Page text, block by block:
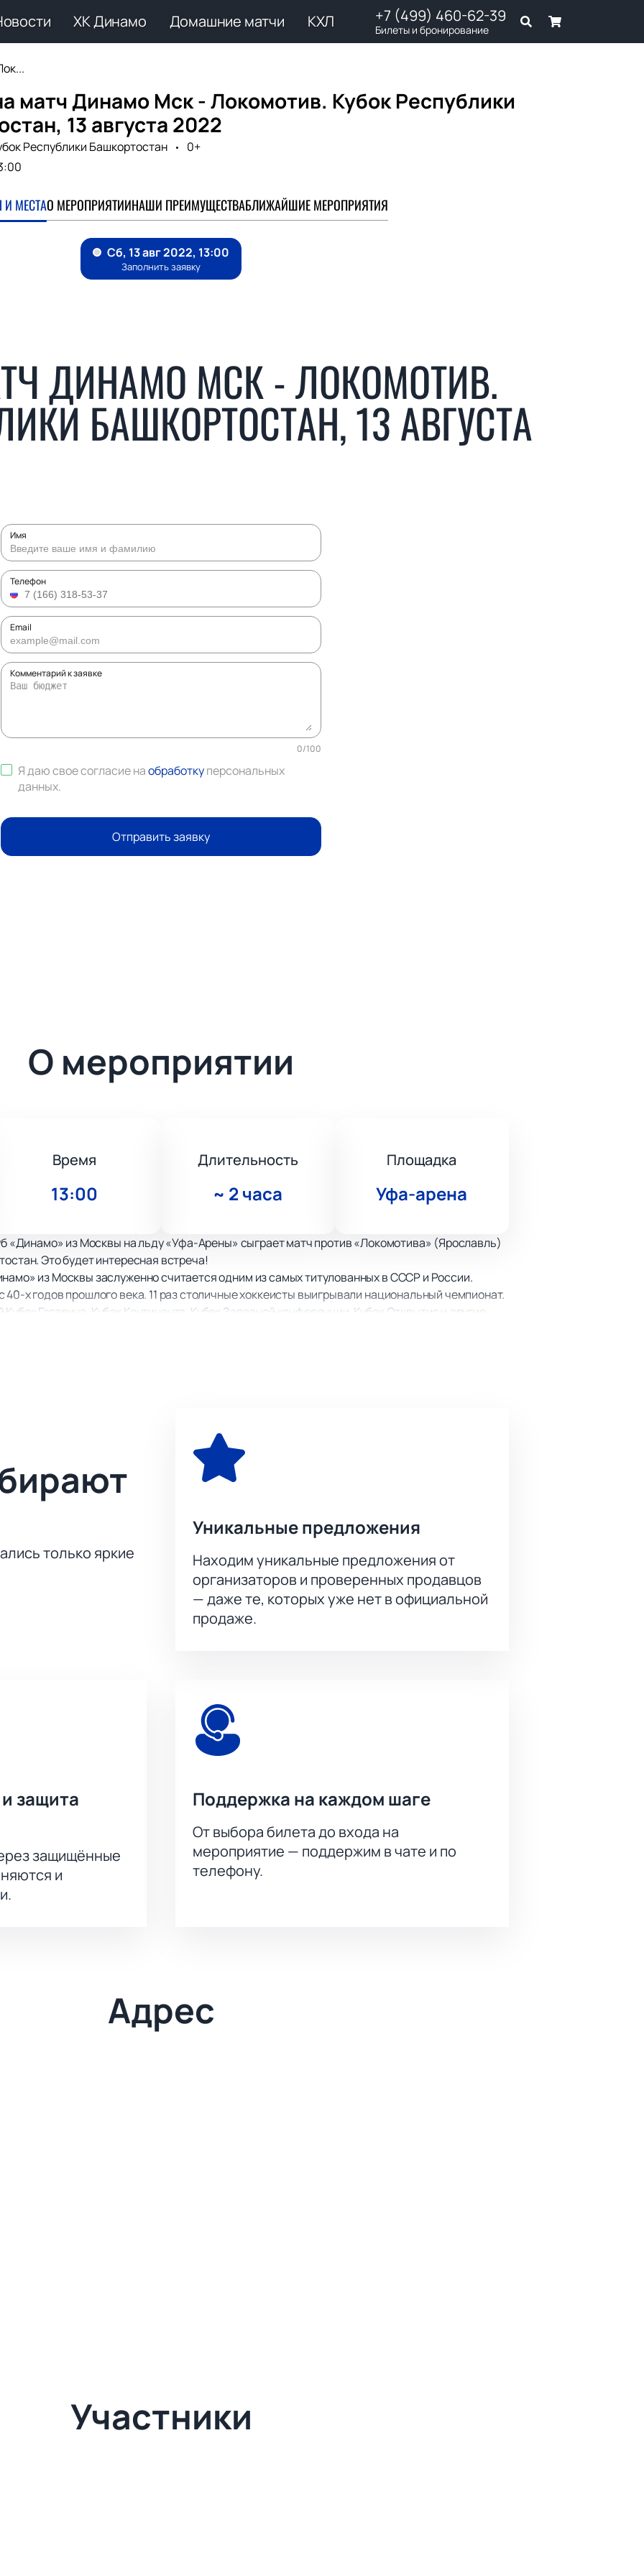
ХК Динамо Домашние матчи КХЛ +7 (499) 460-62-39
Билеты и бронирование
матч Динамо Мск - Локомотив. Кубок Республики
13 августа 2022
Республики Башкортостан
0+
МЕСТАО МЕРОПРИЯТИИНАШИ ПРЕИМУЩЕСТВАБЛИЖАЙШИЕ МЕРОПРИЯТИЯ
ДИНАМО МСК - ЛОКОМОТИВ.
БАШКОРТОСТАН, 13 АВГУСТА
Имя
Телефон
Email
Комментарий к заявке
0/100
Я даю свое согласие наобработкуперсональных
данных.
Отправить заявку
О мероприятии
Время
13:00
Длительность
~ 2 часа
Площадка
Уфа-арена
«Динамо» из Москвы на льду «Уфа-Арены» сыграет матч против «Локомотива» (Ярославль)
Это будет интересная встреча!
из Москвы заслуженно считается одним из самых титулованных в СССР и России.
х годов прошлого века. 11 раз столичные хоккеисты выигрывали национальный чемпионат.
Гагарина, Кубок Континента, Кубок Западной конференции, Кубок Открытия и другие
только яркие
Уникальные предложения
Находим уникальные предложения от
организаторов и проверенных продавцов
— даже те, которых уже нет в официальной
продаже.
защита
защищённые
и
Поддержка на каждом шаге
От выбора билета до входа на
мероприятие — поддержим в чате и по
телефону.
Адрес
Участники